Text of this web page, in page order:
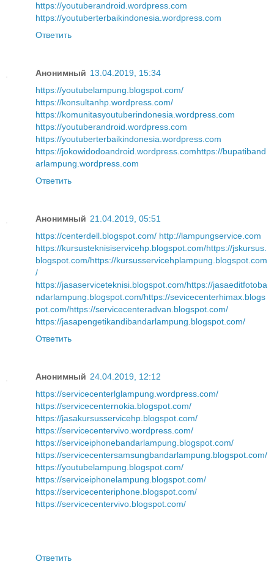
https://youtuberandroid.wordpress.com
https://youtuberterbaikindonesia.wordpress.com
Ответить
Анонимный 13.04.2019, 15:34
https://youtubelampung.blogspot.com/
https://konsultanhp.wordpress.com/
https://komunitasyoutuberindonesia.wordpress.com
https://youtuberandroid.wordpress.com
https://youtuberterbaikindonesia.wordpress.com
https://jokowidodoandroid.wordpress.comhttps://bupatiband
arlampung.wordpress.com
Ответить
Анонимный 21.04.2019, 05:51
https://centerdell.blogspot.com/ http://lampungservice.com
https://kursusteknisiservicehp.blogspot.com/https://jskursus.
blogspot.com/https://kursusservicehplampung.blogspot.com
/
https://jasaserviceteknisi.blogspot.com/https://jasaeditfotoba
ndarlampung.blogspot.com/https://sevicecenterhimax.blogs
pot.com/https://servicecenteradvan.blogspot.com/
https://jasapengetikandibandarlampung.blogspot.com/
Ответить
Анонимный 24.04.2019, 12:12
https://servicecenterlglampung.wordpress.com/
https://servicecenternokia.blogspot.com/
https://jasakursusservicehp.blogspot.com/
https://servicecentervivo.wordpress.com/
https://serviceiphonebandarlampung.blogspot.com/
https://servicecentersamsungbandarlampung.blogspot.com/
https://youtubelampung.blogspot.com/
https://serviceiphonelampung.blogspot.com/
https://servicecenteriphone.blogspot.com/
https://servicecentervivo.blogspot.com/
Ответить